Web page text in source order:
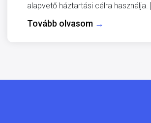
alapvető háztartási célra használja.
Tovább olvasom →